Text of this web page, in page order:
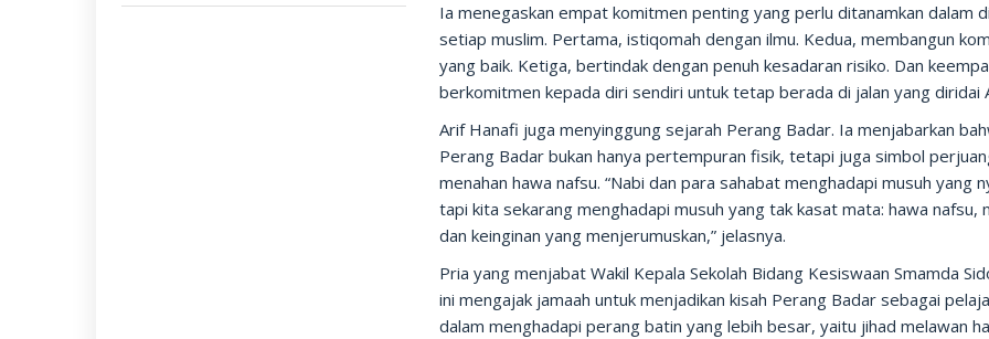
Ia menegaskan empat komitmen penting yang perlu ditanamkan dalam
setiap muslim. Pertama, istiqomah dengan ilmu. Kedua, membangun
yang baik. Ketiga, bertindak dengan penuh kesadaran risiko. Dan
berkomitmen kepada diri sendiri untuk tetap berada di jalan yang diridai
Arif Hanafi juga menyinggung sejarah Perang Badar. Ia menjabarkan
Perang Badar bukan hanya pertempuran fisik, tetapi juga simbol
menahan hawa nafsu. “Nabi dan para sahabat menghadapi musuh yang
tapi kita sekarang menghadapi musuh yang tak kasat mata: hawa nafsu,
dan keinginan yang menjerumuskan,” jelasnya.
Pria yang menjabat Wakil Kepala Sekolah Bidang Kesiswaan Smamda
ini mengajak jamaah untuk menjadikan kisah Perang Badar sebagai
dalam menghadapi perang batin yang lebih besar, yaitu jihad melawan